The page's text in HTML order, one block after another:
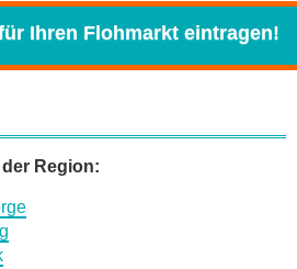
Ihren Flohmarkt eintragen!
Region: